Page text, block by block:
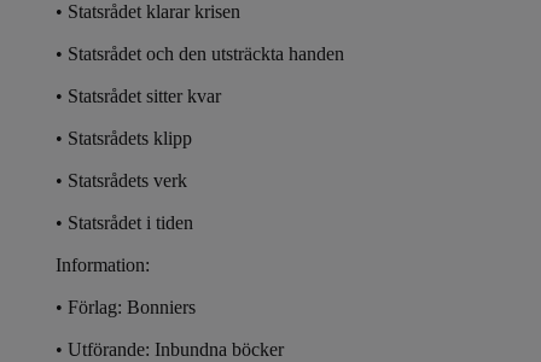
• Statsrådet klarar krisen
• Statsrådet och den utsträckta handen
• Statsrådet sitter kvar
• Statsrådets klipp
• Statsrådets verk
• Statsrådet i tiden
Information:
• Förlag: Bonniers
• Utförande: Inbundna böcker